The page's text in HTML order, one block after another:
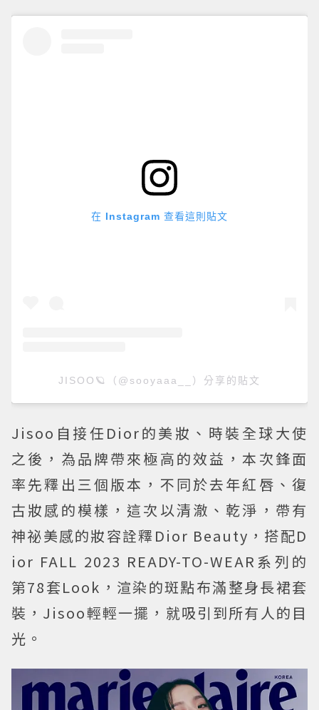
在 Instagram 查看這則貼文
JISOO🪐（@sooyaaa__）分享的貼文
Jisoo自接任Dior的美妝、時裝全球大使
之後，為品牌帶來極高的效益，本次鋒面
率先釋出三個版本，不同於去年紅唇、復
古妝感的模樣，這次以清澈、乾淨，帶有
神祕美感的妝容詮釋Dior Beauty，搭配D
ior FALL 2023 READY-TO-WEAR系列的
第78套Look，渲染的斑點布滿整身長裙套
裝，Jisoo輕輕一擺，就吸引到所有人的目
光。